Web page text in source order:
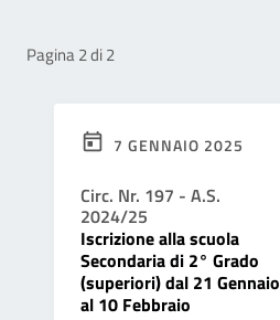
Pagina 2 di 2
7 GENNAIO 2025
Circ. Nr. 197 - A.S.
2024/25
Iscrizione alla scuola
Secondaria di 2° Grado
(superiori) dal 21 Gennaio
al 10 Febbraio